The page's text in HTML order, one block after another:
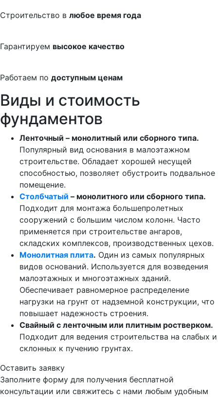
Строительство в любое время года
Гарантируем высокое качество
Работаем по доступным ценам
Виды и стоимость
фундаментов
Ленточный – монолитный или сборного типа.
Популярный вид основания в малоэтажном
строительстве. Обладает хорошей несущей
способностью, позволяет обустроить подвальное
помещение.
Столбчатый – монолитного или сборного типа.
Подходит для монтажа большепролетных
сооружений с большим числом колонн. Часто
применяется при строительстве ангаров,
складских комплексов, производственных цехов.
Монолитная плита. Один из самых популярных
видов оснований. Используется для возведения
малоэтажных и многоэтажных зданий.
Обеспечивает равномерное распределение
нагрузки на грунт от надземной конструкции, что
повышает надежность строения.
Свайный с ленточным или плитным ростверком.
Подходит для ведения строительства на слабых и
склонных к пучению грунтах.
Оставить заявку
Заполните форму для получения бесплатной
консультации или свяжитесь с нами любым удобным